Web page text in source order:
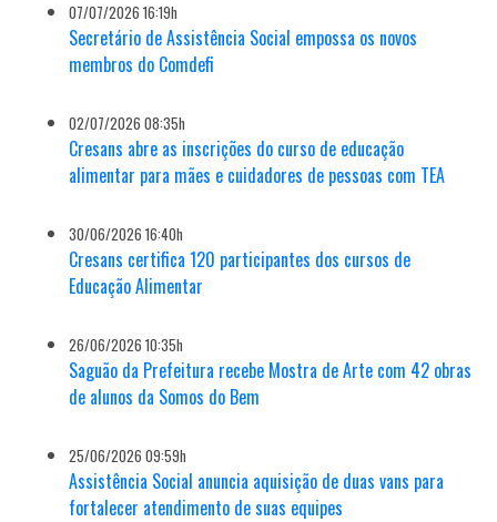
07/07/2026 16:19h
Secretário de Assistência Social empossa os novos
membros do Comdefi
02/07/2026 08:35h
Cresans abre as inscrições do curso de educação
alimentar para mães e cuidadores de pessoas com TEA
30/06/2026 16:40h
Cresans certifica 120 participantes dos cursos de
Educação Alimentar
26/06/2026 10:35h
Saguão da Prefeitura recebe Mostra de Arte com 42 obras
de alunos da Somos do Bem
25/06/2026 09:59h
Assistência Social anuncia aquisição de duas vans para
fortalecer atendimento de suas equipes